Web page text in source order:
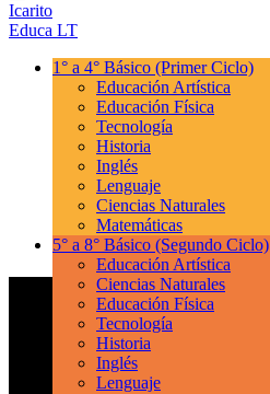
Icarito
Educa LT
1° a 4° Básico (Primer Ciclo)
Educación Artística
Educación Física
Tecnología
Historia
Inglés
Lenguaje
Ciencias Naturales
Matemáticas
5° a 8° Básico (Segundo Ciclo)
Educación Artística
Ciencias Naturales
Educación Física
Tecnología
Historia
Inglés
Lenguaje